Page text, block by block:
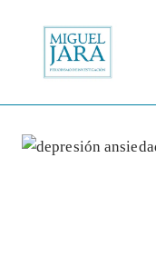
contenido